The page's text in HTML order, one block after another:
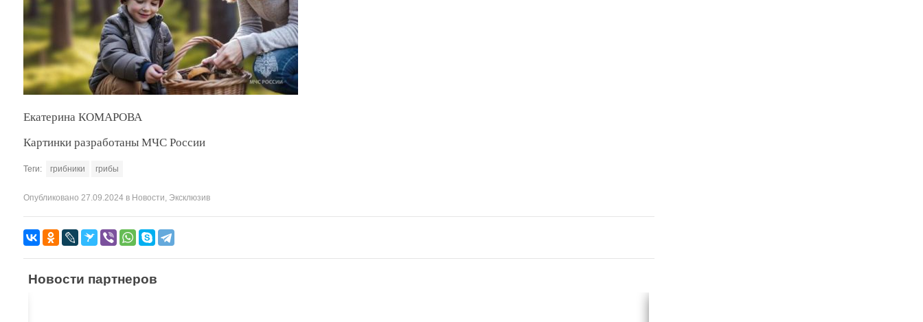
Екатерина КОМАРОВА
Картинки разработаны МЧС России
Теги: грибники грибы
Опубликовано 27.09.2024 в Новости, Эксклюзив
Новости партнеров